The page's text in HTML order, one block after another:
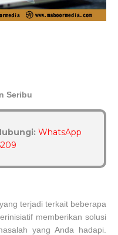
Seribu
WhatsApp
terjadi terkait beberapa
memberikan solusi
yang Anda hadapi.